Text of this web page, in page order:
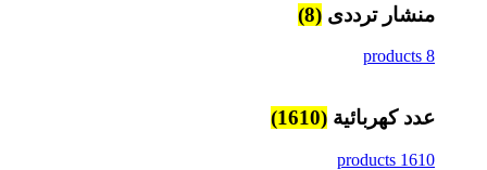
منشار ترددى (8)
8 products
عدد كهربائية (1610)
1610 products